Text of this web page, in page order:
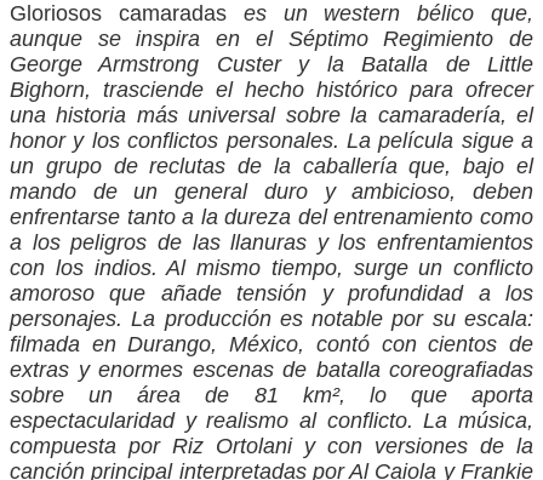
Gloriosos camaradas es un western bélico que,
aunque se inspira en el Séptimo Regimiento de
George Armstrong Custer y la Batalla de Little
Bighorn, trasciende el hecho histórico para ofrecer
una historia más universal sobre la camaradería, el
honor y los conflictos personales. La película sigue a
un grupo de reclutas de la caballería que, bajo el
mando de un general duro y ambicioso, deben
enfrentarse tanto a la dureza del entrenamiento como
a los peligros de las llanuras y los enfrentamientos
con los indios. Al mismo tiempo, surge un conflicto
amoroso que añade tensión y profundidad a los
personajes. La producción es notable por su escala:
filmada en Durango, México, contó con cientos de
extras y enormes escenas de batalla coreografiadas
sobre un área de 81 km², lo que aporta
espectacularidad y realismo al conflicto. La música,
compuesta por Riz Ortolani y con versiones de la
canción principal interpretadas por Al Caiola y Frankie